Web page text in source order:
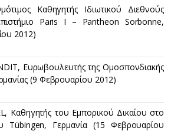
Καθηγητής Ιδιωτικού Διεθνούς
Paris I – Pantheon Sorbonne,
2012)
Ευρωβουλευτής της Ομοσπονδιακής
(9 Φεβρουαρίου 2012)
Καθηγητής του Εμπορικού Δικαίου στο
Tübingen, Γερμανία (15 Φεβρουαρίου